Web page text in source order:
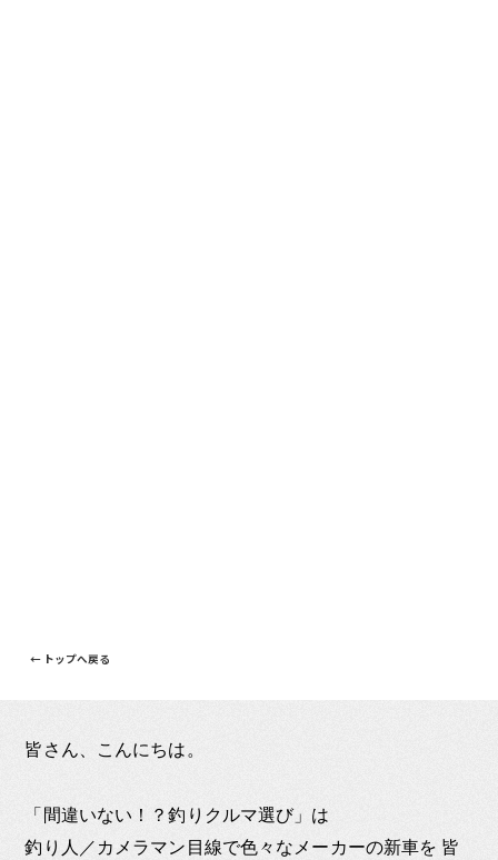
← トップへ戻る
皆さん、こんにちは。
「間違いない！？釣りクルマ選び」は
釣り人／カメラマン目線で色々なメーカーの新車を 皆